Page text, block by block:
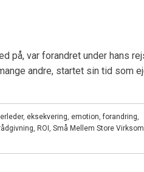
på, var forandret under hans
andre, startet sin tid som
, eksekvering, emotion,forandring,
, ROI , Små Mellem Store